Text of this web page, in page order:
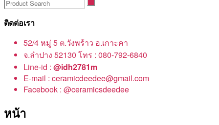
ติดต่อเรา
52/4 หมู่ 5 ต.วังพร้าว อ.เกาะคา
จ.ลำปาง 52130 โทร : 080-792-6840
Line-id : @idh2781m
E-mail : ceramicdeedee@gmail.com
Facebook : @ceramicsdeedee
หน้า